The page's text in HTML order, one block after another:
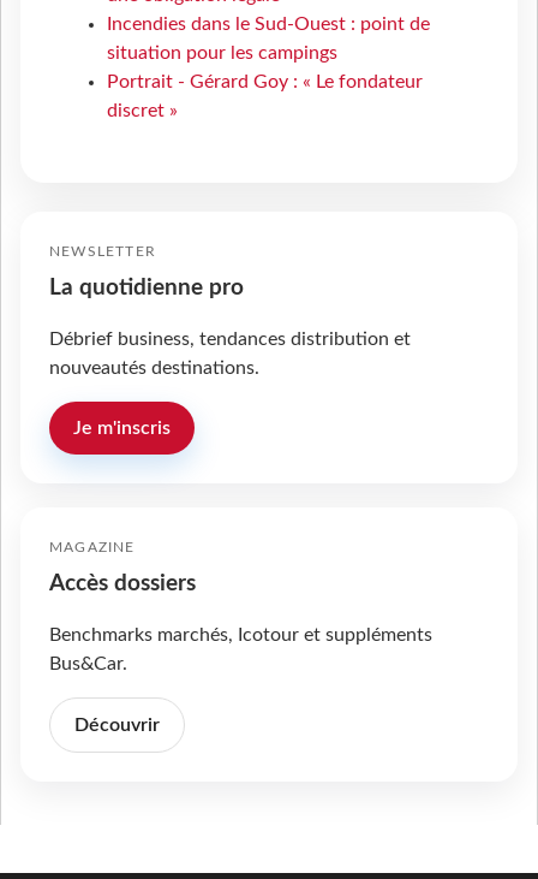
Incendies dans le Sud-Ouest : point de
situation pour les campings
Portrait - Gérard Goy : « Le fondateur
discret »
NEWSLETTER
La quotidienne pro
Débrief business, tendances distribution et
nouveautés destinations.
Je m'inscris
MAGAZINE
Accès dossiers
Benchmarks marchés, Icotour et suppléments
Bus&Car.
Découvrir